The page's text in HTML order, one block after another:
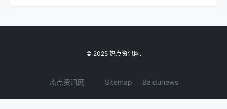
© 2025 热点资讯网.
热点资讯网 Sitemap Baidunews